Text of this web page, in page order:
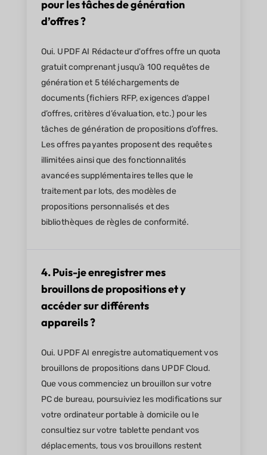
pour les tâches de génération
d’offres ?
Oui. UPDF AI Rédacteur d'offres offre un quota
gratuit comprenant jusqu’à 100 requêtes de
génération et 5 téléchargements de
documents (fichiers RFP, exigences d’appel
d’offres, critères d’évaluation, etc.) pour les
tâches de génération de propositions d’offres.
Les offres payantes proposent des requêtes
illimitées ainsi que des fonctionnalités
avancées supplémentaires telles que le
traitement par lots, des modèles de
propositions personnalisés et des
bibliothèques de règles de conformité.
4. Puis-je enregistrer mes
brouillons de propositions et y
accéder sur différents
appareils ?
Oui. UPDF AI enregistre automatiquement vos
brouillons de propositions dans UPDF Cloud.
Que vous commenciez un brouillon sur votre
PC de bureau, poursuiviez les modifications sur
votre ordinateur portable à domicile ou le
consultiez sur votre tablette pendant vos
déplacements, tous vos brouillons restent